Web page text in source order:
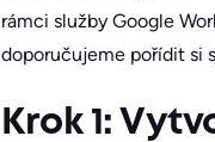
rámci služby Google
doporučujeme pořídit si
Krok 1: